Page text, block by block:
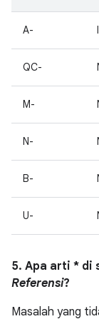
A-
QC-
M-
N-
B-
U-
5. Apa arti * di
Referensi?
Masalah yang